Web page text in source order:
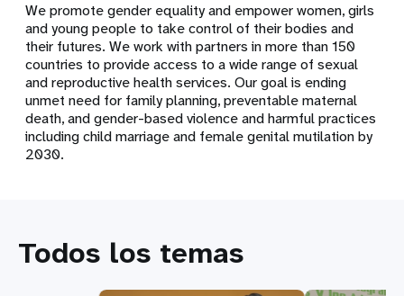
We promote gender equality and empower women, girls
and young people to take control of their bodies and
their futures. We work with partners in more than 150
countries to provide access to a wide range of sexual
and reproductive health services. Our goal is ending
unmet need for family planning, preventable maternal
death, and gender-based violence and harmful practices
including child marriage and female genital mutilation by
2030.
Todos los temas